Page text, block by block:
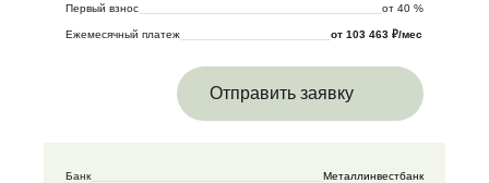
Первый взнос
от 40 %
Ежемесячный платеж от 103 463 ₽/мес
Отправить заявку
Банк
Металлинвестбанк